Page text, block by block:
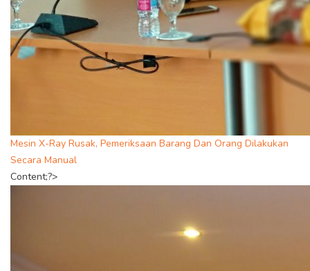
Mesin X-Ray Rusak, Pemeriksaan Barang Dan Orang Dilakukan
Secara Manual
Content;?>